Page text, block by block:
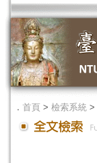
． 首頁 > 檢索系統 >